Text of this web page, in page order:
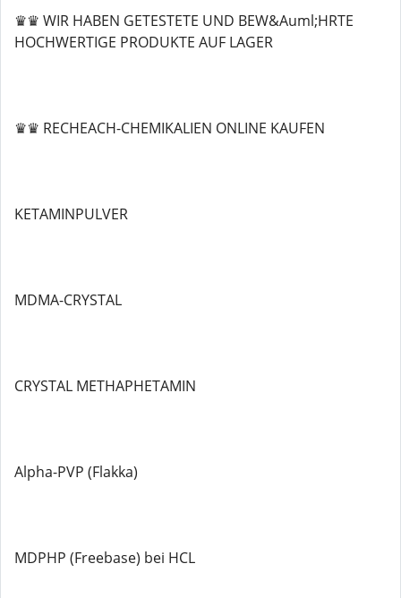
♛♛ WIR HABEN GETESTETE UND BEW&Auml;HRTE
HOCHWERTIGE PRODUKTE AUF LAGER
♛♛ RECHEACH-CHEMIKALIEN ONLINE KAUFEN
KETAMINPULVER
MDMA-CRYSTAL
CRYSTAL METHAPHETAMIN
Alpha-PVP (Flakka)
MDPHP (Freebase) bei HCL